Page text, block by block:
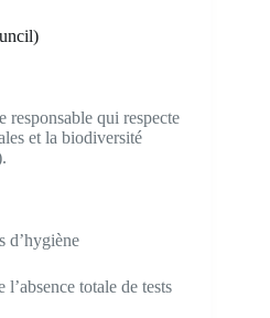
responsable qui respecte
et la biodiversité
d’hygiène
totale de tests